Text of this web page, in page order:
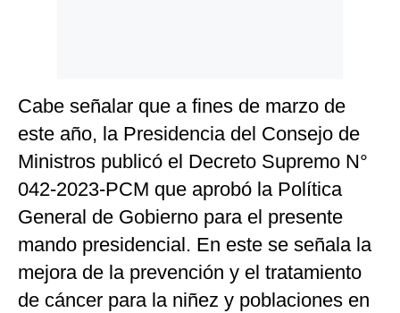
Cabe señalar que a fines de marzo de
este año, la Presidencia del Consejo de
Ministros publicó el Decreto Supremo N°
042-2023-PCM que aprobó la Política
General de Gobierno para el presente
mando presidencial. En este se señala la
mejora de la prevención y el tratamiento
de cáncer para la niñez y poblaciones en